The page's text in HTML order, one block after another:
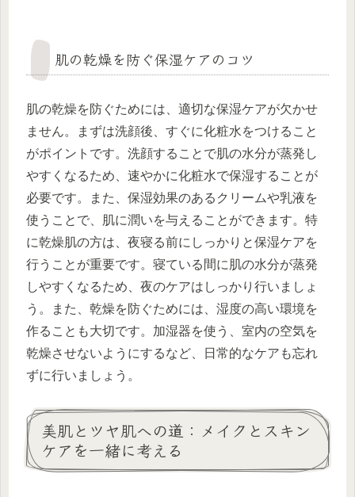
肌の乾燥を防ぐ保湿ケアのコツ
肌の乾燥を防ぐためには、適切な保湿ケアが欠かせ
ません。まずは洗顔後、すぐに化粧水をつけること
がポイントです。洗顔することで肌の水分が蒸発し
やすくなるため、速やかに化粧水で保湿することが
必要です。また、保湿効果のあるクリームや乳液を
使うことで、肌に潤いを与えることができます。特
に乾燥肌の方は、夜寝る前にしっかりと保湿ケアを
行うことが重要です。寝ている間に肌の水分が蒸発
しやすくなるため、夜のケアはしっかり行いましょ
う。また、乾燥を防ぐためには、湿度の高い環境を
作ることも大切です。加湿器を使う、室内の空気を
乾燥させないようにするなど、日常的なケアも忘れ
ずに行いましょう。
美肌とツヤ肌への道：メイクとスキン
ケアを一緒に考える